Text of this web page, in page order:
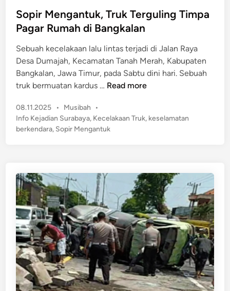
t
a
d
a
r
D
i
J
o
m
b
a
n
g
s
t
d
i
n
Sopir Mengantuk, Truk Terguling Timpa
Pagar Rumah di Bangkalan
Sebuah kecelakaan lalu lintas terjadi di Jalan Raya
Desa Dumajah, Kecamatan Tanah Merah, Kabupaten
Bangkalan, Jawa Timur, pada Sabtu dini hari. Sebuah
truk bermuatan kardus … S
i
r
n
a
n
t
u
k
,
T
r
Read more
08.11.2025 •
P
o
s
i
n
Musibah
•
Info Kejadian Surabaya, Kecelakaan Truk, keselamatan
berkendara, Sopir Mengantuk